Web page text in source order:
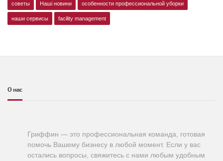
советы Наші новини особенности профессиональной уборки
наши сервисы facility management
О нас
Гриффин — это профессиональная команда, готовая
помочь Вашему бизнесу в любой момент. Если у вас
остались вопросы, свяжитесь с нами любым удобным